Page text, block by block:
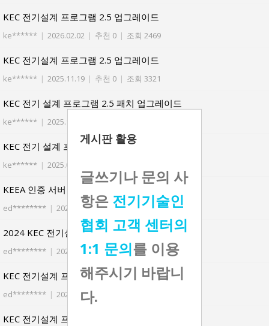
게시판 활용
글쓰기나 문의 사
항은 전기기술인
협회 고객 센터의
1:1 문의를 이용
해주시기 바랍니
다.
KEC 전기설계 프로그램 2.5 업그레이드
ke****** | 2026.02.02 | 추천 0 | 조회 2469
KEC 전기설계 프로그램 2.5 업그레이드
ke****** | 2025.11.19 | 추천 0 | 조회 3321
KEC 전기 설계 프로그램 2.5 패치 업그레이드
ke****** | 2025.10.02
KEC 전기 설계 프로그램 2.5 업그레이드 관련
ke****** | 2025.09.18
KEEA 인증 서버 이전에 관한 오류의 건
ed******** | 2024.10.29 | 추천 0 | 조회 5526
2024 KEC 전기설계 프로그램 실습V1.0 자료
ed******** | 2024.06.25 추천 0 | 조회 7226
KEC 전기설계 프로그램 V2.0 사용법(동영상 강의)
ed******** | 2024.01.15
KEC 전기설계 프로그램 V2.0 교재